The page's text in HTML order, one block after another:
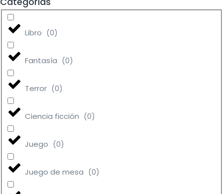
Libro (0)
Fantasía (0)
Terror (0)
Ciencia ficción (0)
Juego (0)
Juego de mesa (0)